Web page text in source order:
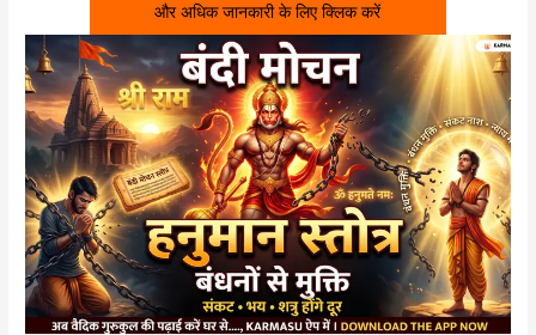
और अधिक जानकारी के लिए क्लिक करें